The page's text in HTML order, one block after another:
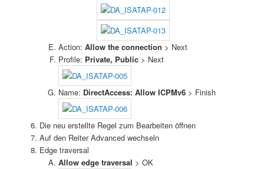
Action:Allow the connection > Next
Profile: Private, Public > Next
Name: DirectAccess: Allow ICPMv6 > Finish
Die neu erstellte Regel zum Bearbeiten öffnen
Auf den Reiter Advanced wechseln
Edge traversal
Allow edge traversal > OK